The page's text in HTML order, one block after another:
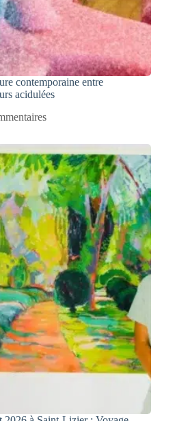
contemporaine entre
acidulées